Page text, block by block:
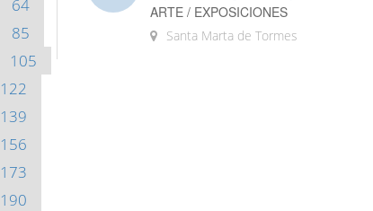
64
85
105
122
139
156
173
190
ARTE / EXPOSICIONES
Santa Marta de Tormes